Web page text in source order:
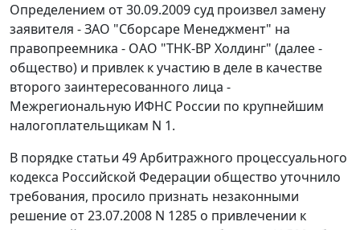
Определением от 30.09.2009 суд произвел замену
заявителя - ЗАО "Сборсаре Менеджмент" на
правопреемника - ОАО "ТНК-ВР Холдинг" (далее -
общество) и привлек к участию в деле в качестве
второго заинтересованного лица -
Межрегиональную ИФНС России по крупнейшим
налогоплательщикам N 1.
В порядке статьи 49Арбитражного процессуального
кодекса Российской Федерации общество уточнило
требования, просило признать незаконными
решение от 23.07.2008 N 1285 о привлечении к